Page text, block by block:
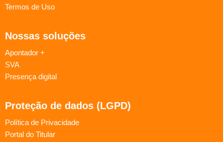
Termos de Uso
Nossas soluções
Apontador +
SVA
Presença digital
Proteção de dados (LGPD)
Política de Privacidade
Portal do Titular